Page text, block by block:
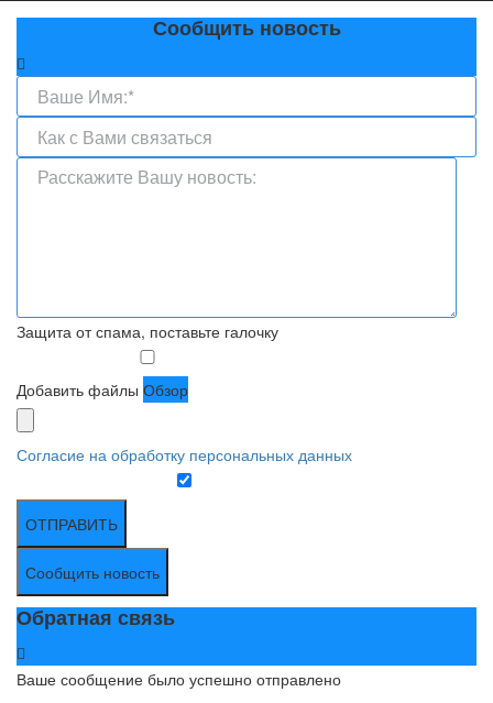
Сообщить новость
Защита от спама, поставьте галочку
Добавить файлы Обзор
Согласие на обработку персональных данных
ОТПРАВИТЬ
Сообщить новость
Обратная связь
Ваше сообщение было успешно отправлено